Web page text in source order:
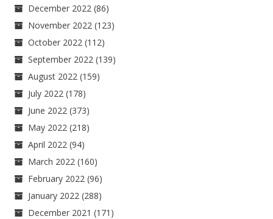
December 2022 (86)
November 2022 (123)
October 2022 (112)
September 2022 (139)
August 2022 (159)
July 2022 (178)
June 2022 (373)
May 2022 (218)
April 2022 (94)
March 2022 (160)
February 2022 (96)
January 2022 (288)
December 2021 (171)